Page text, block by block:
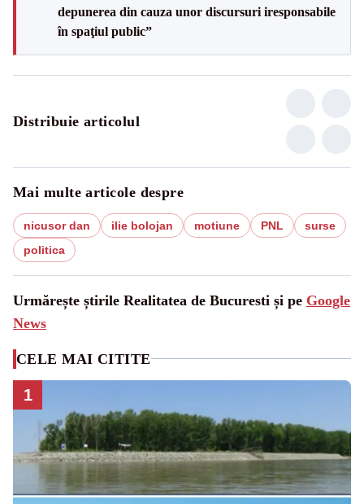
depunerea din cauza unor discursuri iresponsabile
în spaţiul public”
Distribuie articolul
Mai multe articole despre
nicusor dan ilie bolojan motiune PNL
surse
politica
Urmărește știrile Realitatea de Bucuresti și pe Google
News
CELE MAI CITITE
1